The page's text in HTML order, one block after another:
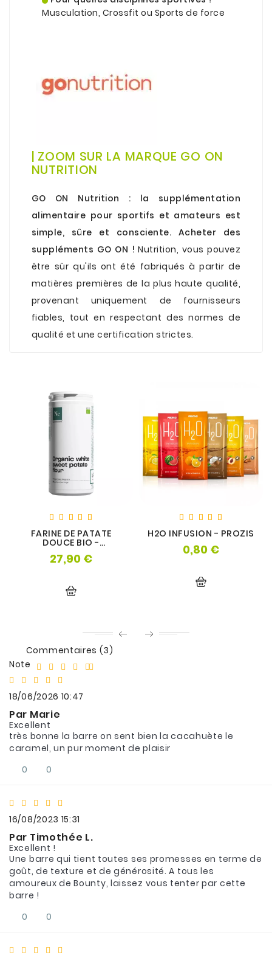
Musculation, Crossfit ou Sports de force
| ZOOM SUR LA MARQUE GO ON
NUTRITION
GO ON Nutrition : la supplémentation
alimentaire pour sportifs et amateurs est
simple, sûre et consciente. Acheter des
suppléments GO ON ! Nutrition, vous pouvez
être sûr qu'ils ont été fabriqués à partir de
matières premières de la plus haute qualité,
provenant uniquement de fournisseurs
fiables, tout en respectant des normes de
qualité et une certification strictes.
FARINE DE PATATE
DOUCE BIO -
NUTRIMUSCLE
27,90 €Prix
H2O INFUSION - PROZIS
0,80 €Prix
Commentaires (3)
Note
18/06/2026 10:47
Par Marie
Excellent
très bonne la barre on sent bien la cacahuète le
caramel, un pur moment de plaisir
0
0
16/08/2023 15:31
Par Timothée L.
Excellent !
Une barre qui tient toutes ses promesses en terme de
goût, de texture et de générosité. A tous les
amoureux de Bounty, laissez vous tenter par cette
barre !
0
0